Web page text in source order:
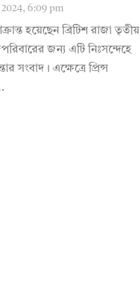
6:09 pm
হয়েছেন ব্রিটিশ রাজা তৃতীয়
জন্য এটি নিঃসন্দেহে
সংবাদ। এক্ষেত্রে প্রিন্স